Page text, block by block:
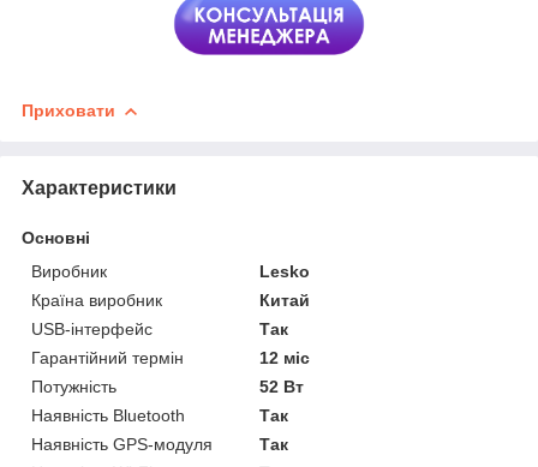
Приховати
Характеристики
Основні
Виробник
Lesko
Країна виробник
Китай
USB-інтерфейс
Так
Гарантійний термін
12 міс
Потужність
52 Вт
Наявність Bluetooth
Так
Наявність GPS-модуля
Так